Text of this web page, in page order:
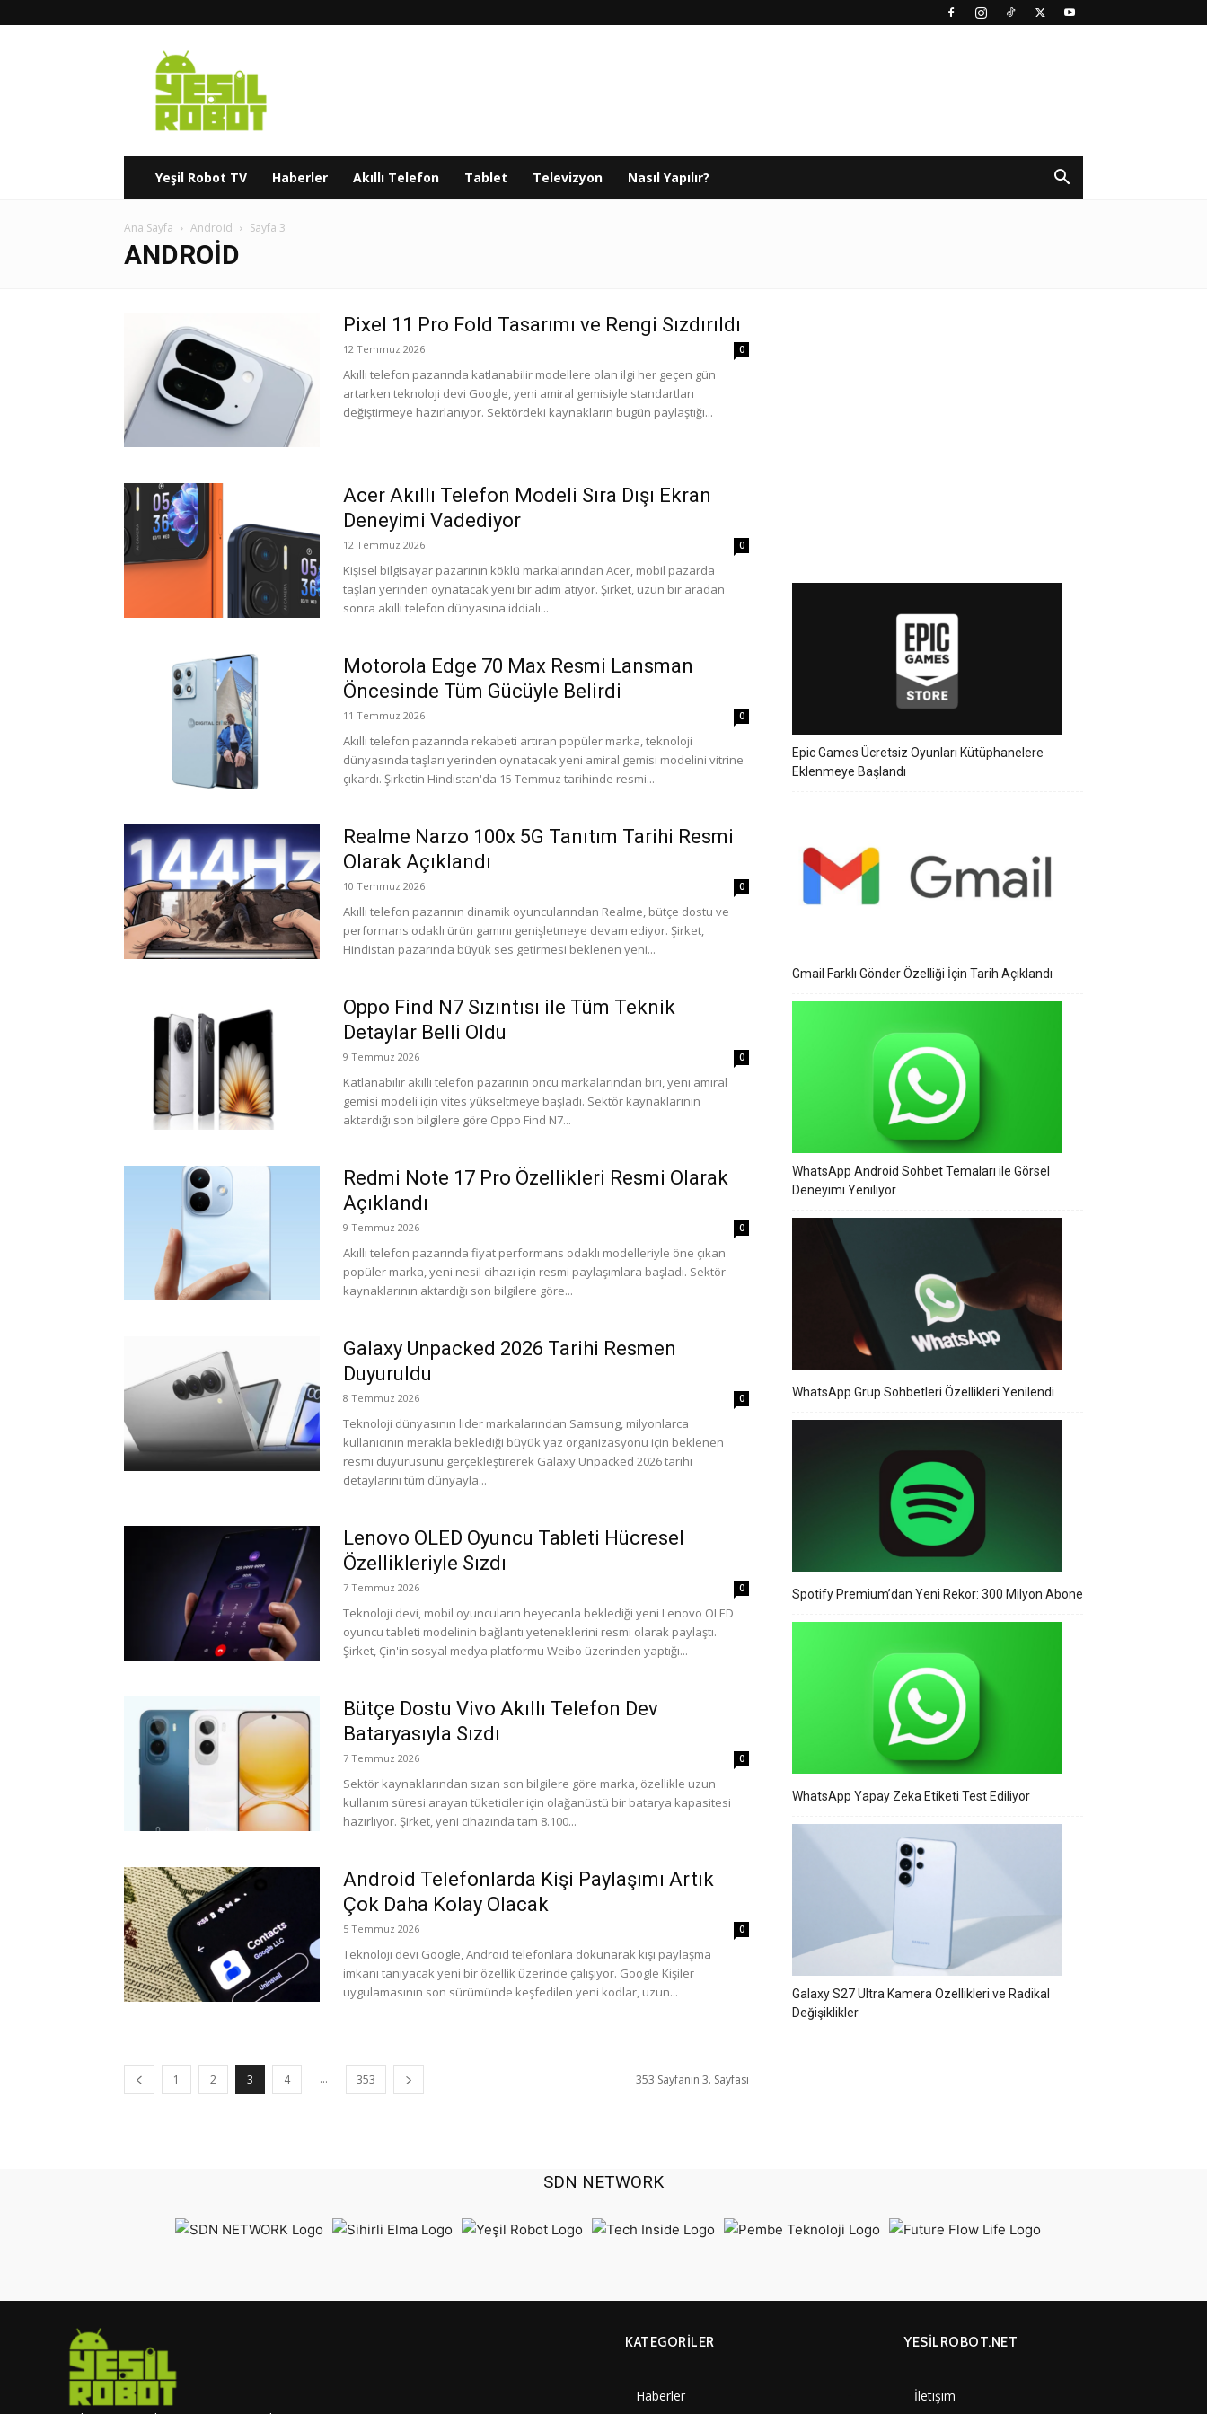
Yeşil
Robot
Yeşil Robot TV Haberler Akıllı Telefon Tablet Televizyon Nasıl Yapılır?
Ana Sayfa Android Sayfa 3
ANDROID
Pixel 11 Pro Fold Tasarımı ve Rengi Sızdırıldı
12 Temmuz 2026 0
Akıllı telefon pazarında katlanabilir modellere olan ilgi her geçen gün
artarken teknoloji devi Google, yeni amiral gemisiyle standartları
değiştirmeye hazırlanıyor. Sektördeki kaynakların bugün paylaştığı...
Acer Akıllı Telefon Modeli Sıra Dışı Ekran
Deneyimi Vadediyor
12 Temmuz 2026 0
Kişisel bilgisayar pazarının köklü markalarından Acer, mobil pazarda
taşları yerinden oynatacak yeni bir adım atıyor. Şirket, uzun bir aradan
sonra akıllı telefon dünyasına iddialı...
Motorola Edge 70 Max Resmi Lansman
Öncesinde Tüm Gücüyle Belirdi
11 Temmuz 2026 0
Akıllı telefon pazarında rekabeti artıran popüler marka, teknoloji
dünyasında taşları yerinden oynatacak yeni amiral gemisi modelini vitrine
çıkardı. Şirketin Hindistan'da 15 Temmuz tarihinde resmi...
Realme Narzo 100x 5G Tanıtım Tarihi Resmi
Olarak Açıklandı
10 Temmuz 2026 0
Akıllı telefon pazarının dinamik oyuncularından Realme, bütçe dostu ve
performans odaklı ürün gamını genişletmeye devam ediyor. Şirket,
Hindistan pazarında büyük ses getirmesi beklenen yeni...
Oppo Find N7 Sızıntısı ile Tüm Teknik
Detaylar Belli Oldu
9 Temmuz 2026 0
Katlanabilir akıllı telefon pazarının öncü markalarından biri, yeni amiral
gemisi modeli için vites yükseltmeye başladı. Sektör kaynaklarının
aktardığı son bilgilere göre Oppo Find N7...
Redmi Note 17 Pro Özellikleri Resmi Olarak
Açıklandı
9 Temmuz 2026 0
Akıllı telefon pazarında fiyat performans odaklı modelleriyle öne çıkan
popüler marka, yeni nesil cihazı için resmi paylaşımlara başladı. Sektör
kaynaklarının aktardığı son bilgilere göre...
Galaxy Unpacked 2026 Tarihi Resmen
Duyuruldu
8 Temmuz 2026 0
Teknoloji dünyasının lider markalarından Samsung, milyonlarca
kullanıcının merakla beklediği büyük yaz organizasyonu için beklenen
resmi duyurusunu gerçekleştirerek Galaxy Unpacked 2026 tarihi
detaylarını tüm dünyayla...
Lenovo OLED Oyuncu Tableti Hücresel
Özellikleriyle Sızdı
7 Temmuz 2026 0
Teknoloji devi, mobil oyuncuların heyecanla beklediği yeni Lenovo OLED
oyuncu tableti modelinin bağlantı yeteneklerini resmi olarak paylaştı.
Şirket, Çin'in sosyal medya platformu Weibo üzerinden yaptığı...
Bütçe Dostu Vivo Akıllı Telefon Dev
Bataryasıyla Sızdı
7 Temmuz 2026 0
Sektör kaynaklarından sızan son bilgilere göre marka, özellikle uzun
kullanım süresi arayan tüketiciler için olağanüstü bir batarya kapasitesi
hazırlıyor. Şirket, yeni cihazında tam 8.100...
Android Telefonlarda Kişi Paylaşımı Artık
Çok Daha Kolay Olacak
5 Temmuz 2026 0
Teknoloji devi Google, Android telefonlara dokunarak kişi paylaşma
imkanı tanıyacak yeni bir özellik üzerinde çalışıyor. Google Kişiler
uygulamasının son sürümünde keşfedilen yeni kodlar, uzun...
1 2 3 4 ... 353 353 Sayfanın 3. Sayfası
Epic Games Ücretsiz Oyunları Kütüphanelere
Eklenmeye Başlandı
Gmail Farklı Gönder Özelliği İçin Tarih Açıklandı
WhatsApp Android Sohbet Temaları ile Görsel
Deneyimi Yeniliyor
WhatsApp Grup Sohbetleri Özellikleri Yenilendi
Spotify Premium’dan Yeni Rekor: 300 Milyon Abone
WhatsApp Yapay Zeka Etiketi Test Ediliyor
Galaxy S27 Ultra Kamera Özellikleri ve Radikal
Değişiklikler
SDN NETWORK
KATEGORILER
Haberler
YESİLROBOT.NET
İletişim